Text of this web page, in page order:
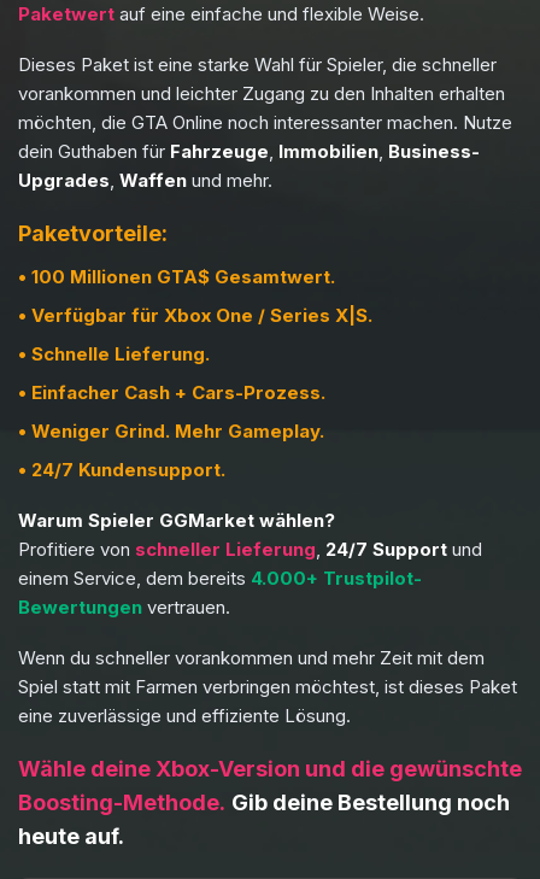
Paketwert auf eine einfache und flexible Weise.
Dieses Paket ist eine starke Wahl für Spieler, die schneller
vorankommen und leichter Zugang zu den Inhalten erhalten
möchten, die GTA Online noch interessanter machen. Nutze
dein Guthaben für Fahrzeuge, Immobilien, Business-
Upgrades, Waffen und mehr.
Paketvorteile:
• 100 Millionen GTA$ Gesamtwert.
• Verfügbar für Xbox One / Series X|S.
• Schnelle Lieferung.
• Einfacher Cash + Cars-Prozess.
• Weniger Grind. Mehr Gameplay.
• 24/7 Kundensupport.
Warum Spieler GGMarket wählen?
Profitiere von schneller Lieferung, 24/7 Support und
einem Service, dem bereits 4.000+ Trustpilot-
Bewertungen vertrauen.
Wenn du schneller vorankommen und mehr Zeit mit dem
Spiel statt mit Farmen verbringen möchtest, ist dieses Paket
eine zuverlässige und effiziente Lösung.
Wähle deine Xbox-Version und die gewünschte
Boosting-Methode. Gib deine Bestellung noch
heute auf.